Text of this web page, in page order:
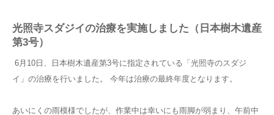
光照寺スダジイの治療を実施しました（日本樹木遺産
第3号）
6月10日、日本樹木遺産第3号に指定されている「光照寺のスダジ
イ」の治療を行いました。 今年は治療の最終年度となります。
あいにくの雨模様でしたが、作業中は幸いにも雨脚が弱まり、午前中